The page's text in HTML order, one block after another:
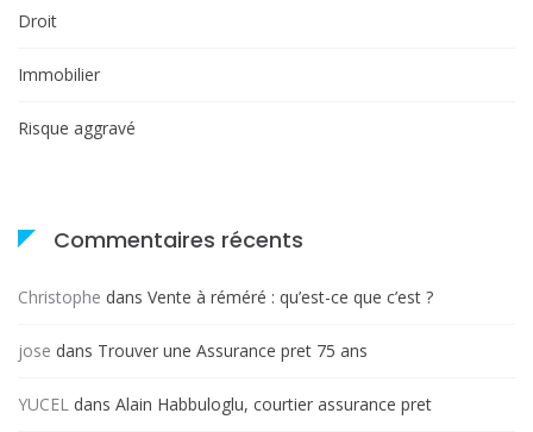
Droit
Immobilier
Risque aggravé
Commentaires récents
Christophe dans Vente à réméré : qu’est-ce que c’est ?
jose dans Trouver une Assurance pret 75 ans
YUCEL dans Alain Habbuloglu, courtier assurance pret